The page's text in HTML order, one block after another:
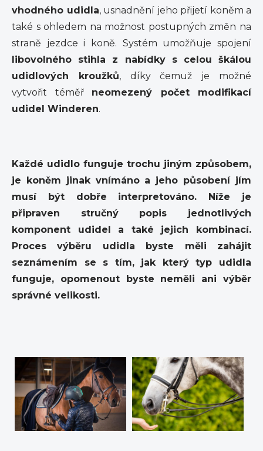
vhodného udidla, usnadnění jeho přijetí koněm a
také s ohledem na možnost postupných změn na
straně jezdce i koně. Systém umožňuje spojení
libovolného stihla z nabídky s celou škálou
udidlových kroužků, díky čemuž je možné
vytvořit téměř neomezený počet modifikací
udidel Winderen.
Každé udidlo funguje trochu jiným způsobem,
je koněm jinak vnímáno a jeho působení jím
musí být dobře interpretováno. Níže je
připraven stručný popis jednotlivých
komponent udidel a také jejich kombinací.
Proces výběru udidla byste měli zahájit
seznámením se s tím, jak který typ udidla
funguje, opomenout byste neměli ani výběr
správné velikosti.